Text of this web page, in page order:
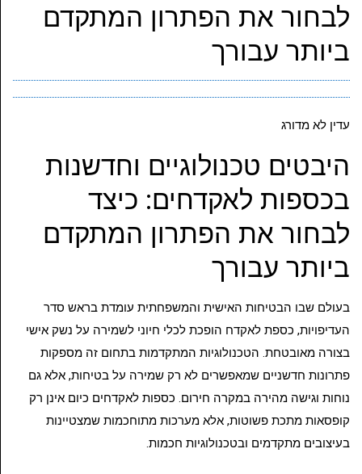
לבחור את הפתרון המתקדם
ביותר עבורך
עדין לא מדורג
היבטים טכנולוגיים וחדשנות
בכספות לאקדחים: כיצד
לבחור את הפתרון המתקדם
ביותר עבורך
בעולם שבו הבטיחות האישית והמשפחתית עומדת בראש סדר
העדיפויות, כספת לאקדח הופכת לכלי חיוני לשמירה על נשק אישי
בצורה מאובטחת. הטכנולוגיות המתקדמות בתחום זה מספקות
פתרונות חדשניים שמאפשרים לא רק שמירה על בטיחות, אלא גם
נוחות וגישה מהירה במקרה חירום. כספות לאקדחים כיום אינן רק
קופסאות מתכת פשוטות, אלא מערכות מתוחכמות שמצטיינות
בעיצובים מתקדמים ובטכנולוגיות חכמות.